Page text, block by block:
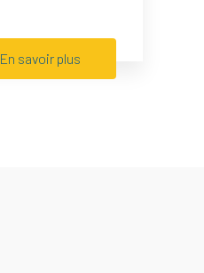
En savoir plus